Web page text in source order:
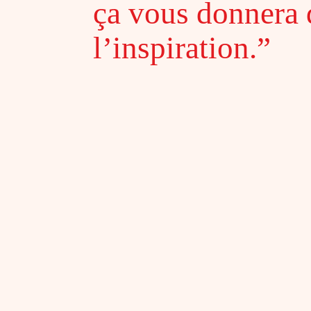
ça vous donnera
l’inspiration.”